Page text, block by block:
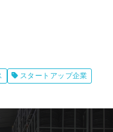
スタートアップ企業